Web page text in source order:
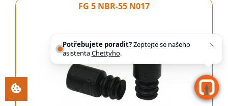
FG 5 NBR-55 N017
Potřebujete poradit?Zeptejte se našeho
asistentaChettyho.